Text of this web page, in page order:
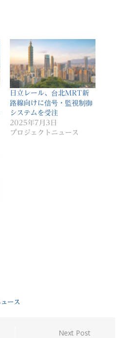
日立レール、台北MRT新
路線向けに信号・監視制御
システムを受注
2025年7月3日
プロジェクトニュース
ース
Next Post